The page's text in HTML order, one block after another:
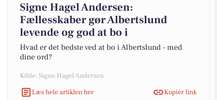
Signe Hagel Andersen:
Fællesskaber gør Albertslund
levende og god at bo i
Hvad er det bedste ved at bo i Albertslund - med
dine ord?
Kilde: Signe Hagel Andersen
Læs hele artiklen her
Kopiér link